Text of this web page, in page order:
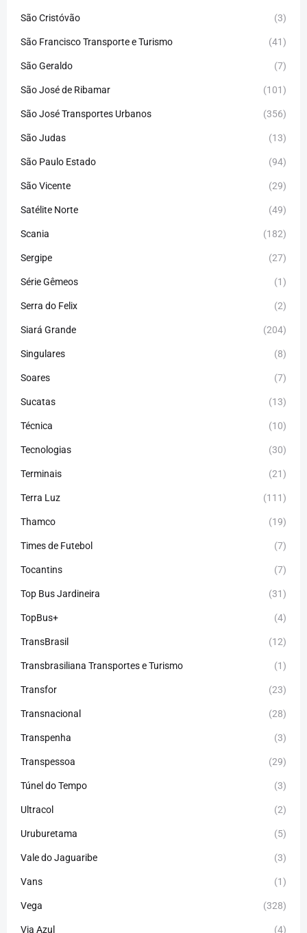
São Cristóvão (3)
São Francisco Transporte e Turismo (41)
São Geraldo (7)
São José de Ribamar (101)
São José Transportes Urbanos (356)
São Judas (13)
São Paulo Estado (94)
São Vicente (29)
Satélite Norte (49)
Scania (182)
Sergipe (27)
Série Gêmeos (1)
Serra do Felix (2)
Siará Grande (204)
Singulares (8)
Soares (7)
Sucatas (13)
Técnica (10)
Tecnologias (30)
Terminais (21)
Terra Luz (111)
Thamco (19)
Times de Futebol (7)
Tocantins (7)
Top Bus Jardineira (31)
TopBus+ (4)
TransBrasil (12)
Transbrasiliana Transportes e Turismo (1)
Transfor (23)
Transnacional (28)
Transpenha (3)
Transpessoa (29)
Túnel do Tempo (3)
Ultracol (2)
Uruburetama (5)
Vale do Jaguaribe (3)
Vans (1)
Vega (328)
Via Azul (4)